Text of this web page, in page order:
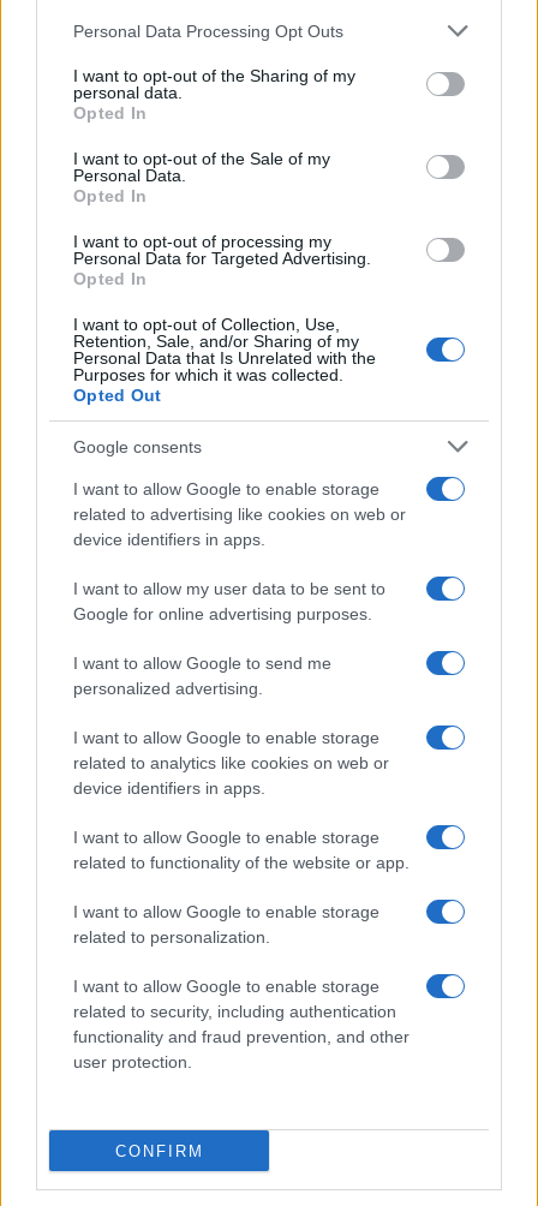
Please note that this website/app uses one or more Google
not limited to your visit or usage behaviour. You may click to
grant or deny consent to Google and its third-party tags to
use your data for below specified purposes in below Google
consent section.
Personal Data Processing Opt Outs
I want to opt-out of the Sharing of my
personal data.
Opted In
I want to opt-out of the Sale of my
Personal Data.
Opted In
I want to opt-out of processing my
Personal Data for Targeted Advertising.
Opted In
I want to opt-out of Collection, Use,
Retention, Sale, and/or Sharing of my
Personal Data that Is Unrelated with the
Purposes for which it was collected.
Opted Out
Google consents
I want to allow Google to enable storage
related to advertising like cookies on web or
device identifiers in apps.
I want to allow my user data to be sent to
Google for online advertising purposes.
I want to allow Google to send me
personalized advertising.
I want to allow Google to enable storage
related to analytics like cookies on web or
device identifiers in apps.
I want to allow Google to enable storage
related to functionality of the website or app.
I want to allow Google to enable storage
related to personalization.
I want to allow Google to enable storage
related to security, including authentication
functionality and fraud prevention, and other
user protection.
CONFIRM
giornalismo sportivo dopo una notte al
coordina le pagine di competizioni e
commenti. In redazione predilige reportage
partita come prova della svolta.
Continua a leggere
CALCIO
Sirio Perugia Volley: la conferma di Alessia Lillacci
per la Serie B1